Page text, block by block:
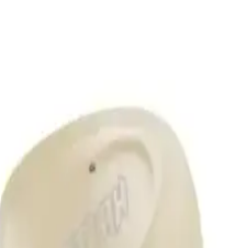
veri transferini sağlar.
Kulaklık: Hafiflik ve
İçin Uygun
pil ömrü ve kablosuz
sağlayan uygun fiyatlı bir
Sorunsuz Kullanım İçin